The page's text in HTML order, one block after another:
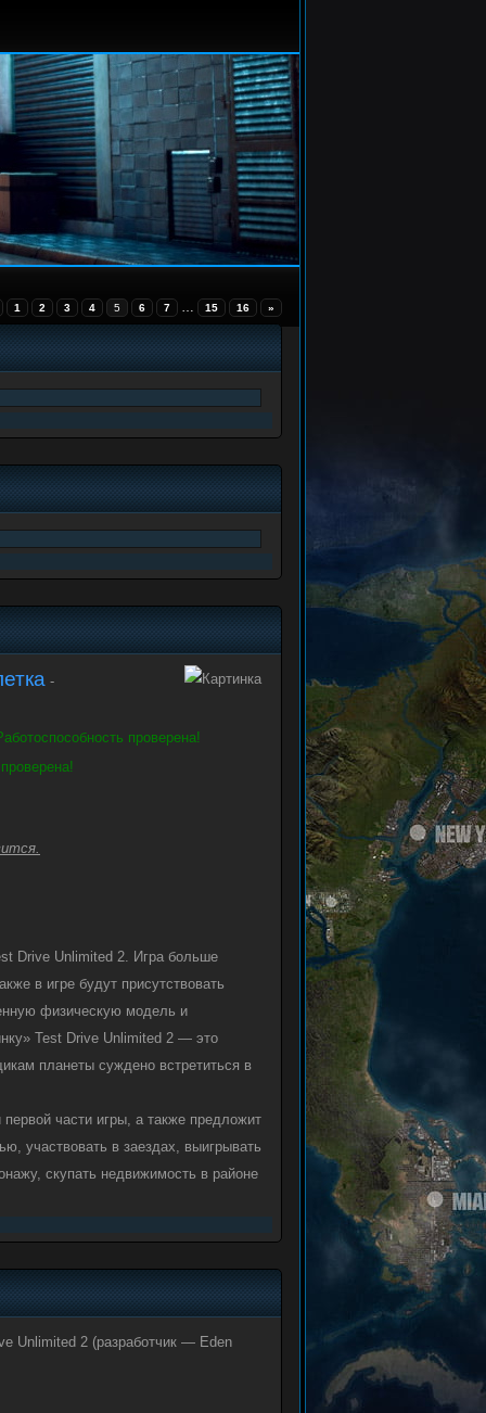
1 2 3 4 5 6 7 … 15 16 »
-
проверена!
Drive Unlimited 2. Игра больше
в игре будут присутствовать
физическую модель и
Test Drive Unlimited 2 — это
планеты суждено встретиться в
части игры, а также предложит
участвовать в заездах, выигрывать
скупать недвижимость в районе
Unlimited 2 (разработчик — Eden